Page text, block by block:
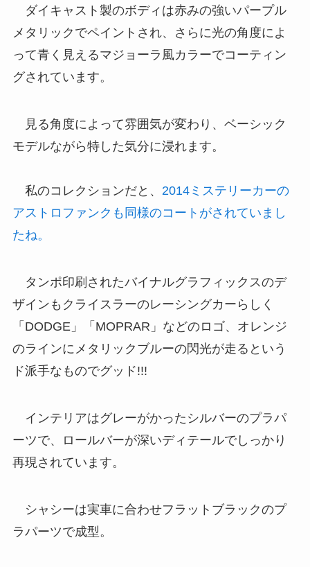
ダイキャスト製のボディは赤みの強いパープル
メタリックでペイントされ、さらに光の角度によ
って青く見えるマジョーラ風カラーでコーティン
グされています。
見る角度によって雰囲気が変わり、ベーシック
モデルながら特した気分に浸れます。
私のコレクションだと、 2014ミステリーカーの
アストロファンクも同様のコートがされていまし
たね。
タンポ印刷されたバイナルグラフィックスのデ
ザインもクライスラーのレーシングカーらしく
「DODGE」「MOPRAR」などのロゴ、オレンジ
のラインにメタリックブルーの閃光が走るという
ド派手なものでグッド!!!
インテリアはグレーがかったシルバーのプラパ
ーツで、ロールバーが深いディテールでしっかり
再現されています。
シャシーは実車に合わせフラットブラックのプ
ラパーツで成型。